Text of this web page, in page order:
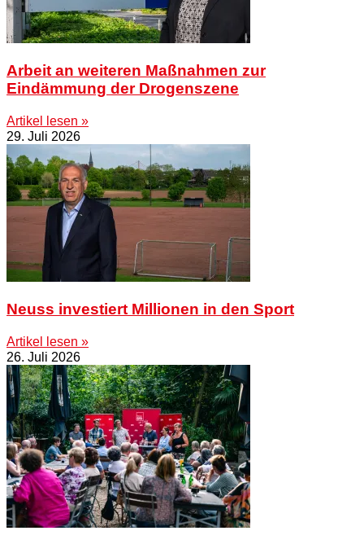
Arbeit an weiteren Maßnahmen zur
Eindämmung der Drogenszene
Artikel lesen »
29. Juli 2026
Neuss investiert Millionen in den Sport
Artikel lesen »
26. Juli 2026